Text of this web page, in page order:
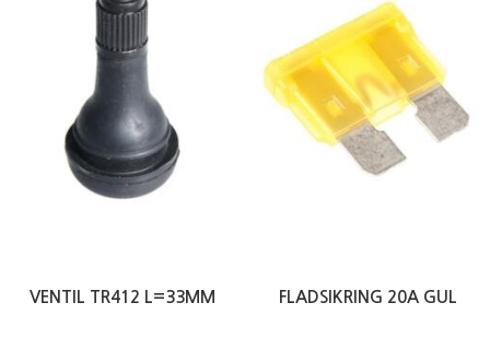
VENTIL TR412 L=33MM FLADSIKRING 20A GUL